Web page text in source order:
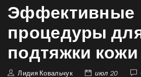
Эффективные
процедуры
подтяжки
Лидия Ковальчук июл 20